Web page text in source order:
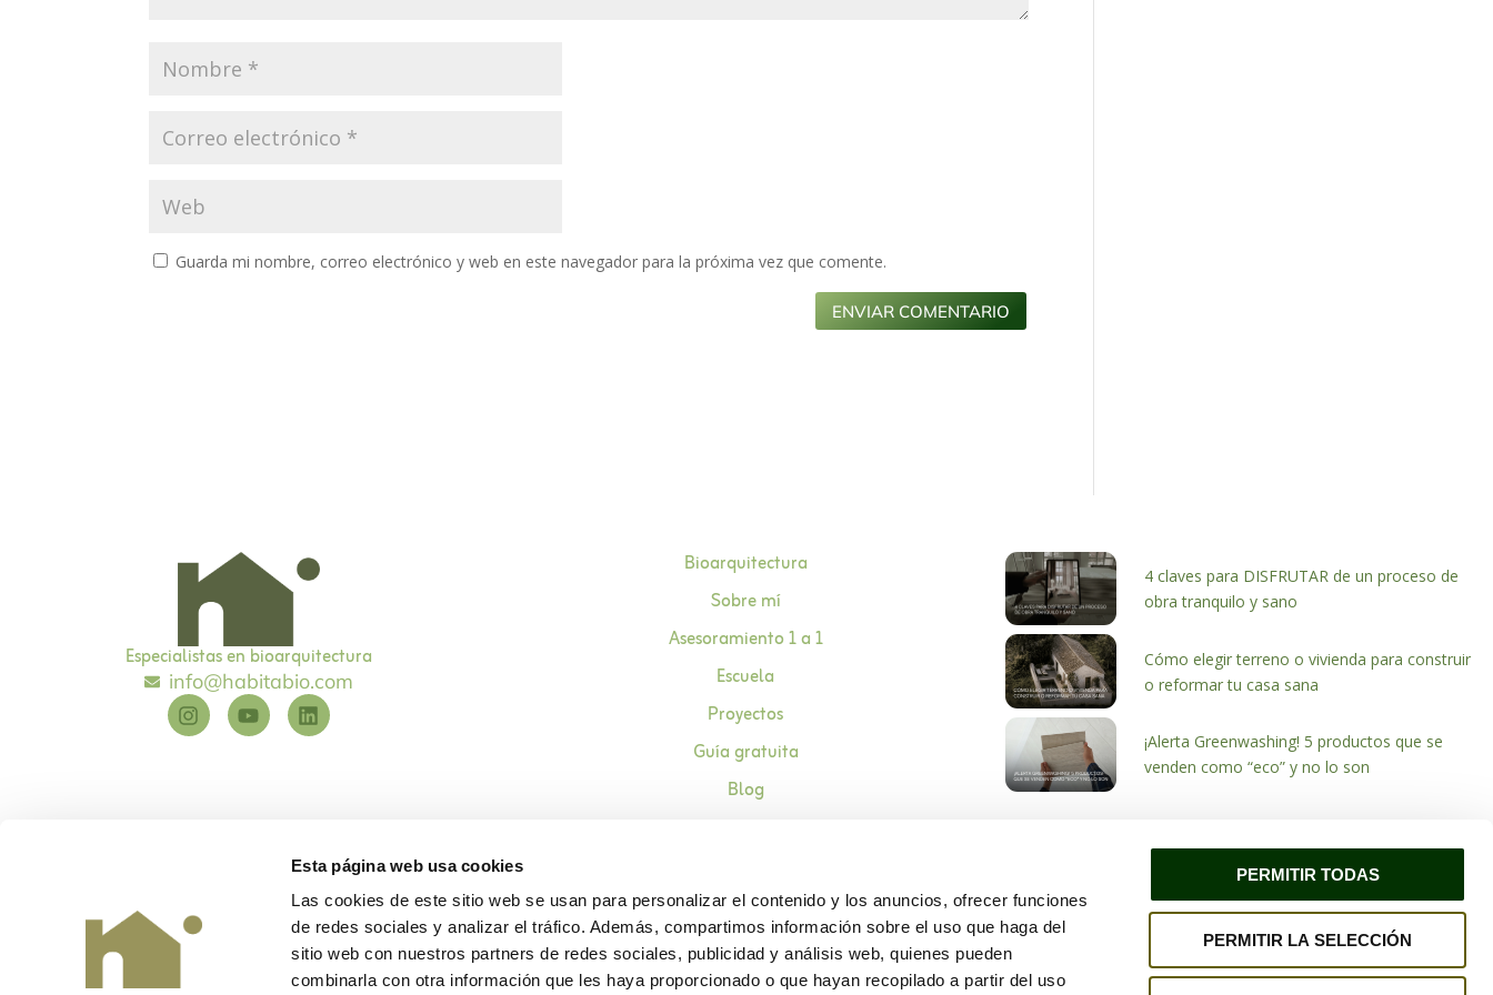
Esta página web usa cookies
Las cookies de este sitio web se usan para personalizar el contenido y los anuncios, ofrecer funciones
de redes sociales y analizar el tráfico. Además, compartimos información sobre el uso que haga del
sitio web con nuestros partners de redes sociales, publicidad y análisis web, quienes pueden
combinarla con otra información que les haya proporcionado o que hayan recopilado a partir del uso
PERMITIR TODAS
PERMITIR LA SELECCIÓN
Guarda mi nombre, correo electrónico y web en este navegador para la próxima vez que comente.
Especialistas en bioarquitectura
info@habitabio.com
Bioarquitectura
Sobre mí
Asesoramiento 1 a 1
Escuela
Proyectos
Guía gratuita
Blog
4 claves para DISFRUTAR de un proceso de
obra tranquilo y sano
Cómo elegir terreno o vivienda para construir
o reformar tu casa sana
¡Alerta Greenwashing! 5 productos que se
venden como “eco” y no lo son
Habitabio © Diseño y desarrolloEME Digital Aviso legalPolítica de privacidad Política de cookies